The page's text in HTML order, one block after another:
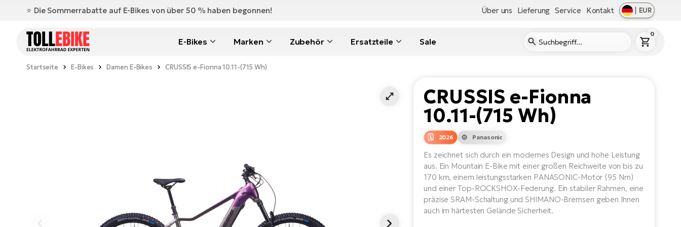
⭐️ Die Sommerrabatte auf E-Bikes von über 50 % haben begonnen! Über uns Lieferung Service Kontakt | EUR
E-Bikes Marken Zubehör Ersatzteile Sale
0
Startseite E-Bikes Damen E-Bikes CRUSSIS e-Fionna 10.11-(715 Wh)
CRUSSIS e-Fionna
10.11-(715 Wh)
Panasonic
2026
Es zeichnet sich durch ein modernes Design und hohe Leistung
aus. Ein Mountain E-Bike mit einer großen Reichweite von bis zu
170 km, einem leistungsstarken PANASONIC-Motor (95 Nm)
und einer Top-ROCKSHOX-Federung. Ein stabiler Rahmen, eine
präzise SRAM-Schaltung und SHIMANO-Bremsen geben Ihnen
auch im härtesten Gelände Sicherheit.